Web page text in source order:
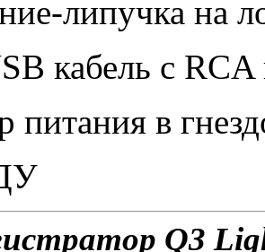
липучка на
кабель с
питания в
Q3